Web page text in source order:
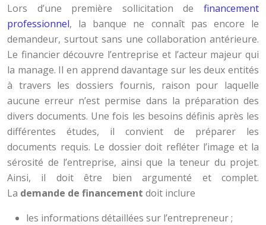
Lors d’une première sollicitation de financement
professionnel, la banque ne connaît pas encore le
demandeur, surtout sans une collaboration antérieure.
Le financier découvre l’entreprise et l’acteur majeur qui
la manage. Il en apprend davantage sur les deux entités
à travers les dossiers fournis, raison pour laquelle
aucune erreur n’est permise dans la préparation des
divers documents. Une fois les besoins définis après les
différentes études, il convient de préparer les
documents requis. Le dossier doit refléter l’image et la
sérosité de l’entreprise, ainsi que la teneur du projet.
Ainsi, il doit être bien argumenté et complet.
La demande de financement doit inclure
les informations détaillées sur l’entrepreneur ;